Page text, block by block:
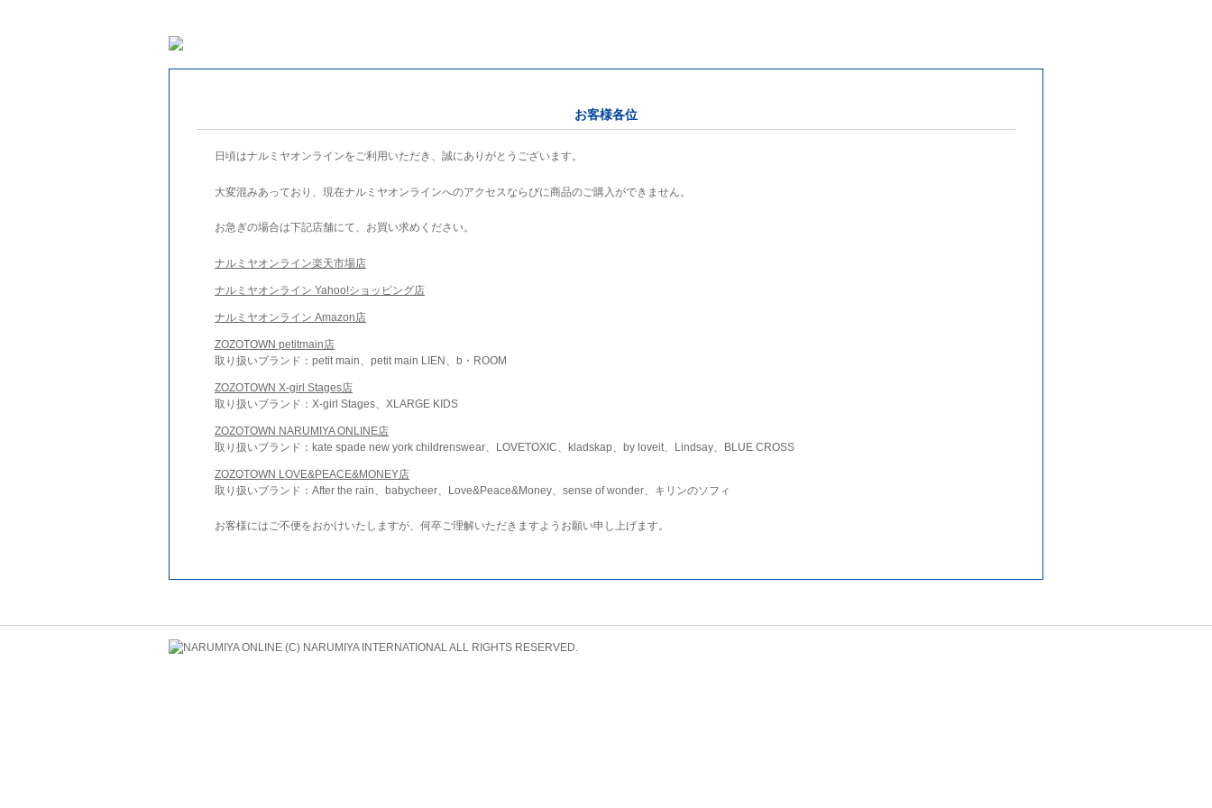
お客様各位
日頃はナルミヤオンラインをご利用いただき、誠にありがとうございます。
大変混みあっており、現在ナルミヤオンラインへのアクセスならびに商品のご購入ができません。
お急ぎの場合は下記店舗にて、お買い求めください。
ナルミヤオンライン楽天市場店
ナルミヤオンライン Yahoo!ショッピング店
ナルミヤオンライン Amazon店
ZOZOTOWN petitmain店
取り扱いブランド：petit main、petit main LIEN、b・ROOM
ZOZOTOWN X-girl Stages店
取り扱いブランド：X-girl Stages、XLARGE KIDS
ZOZOTOWN NARUMIYA ONLINE店
取り扱いブランド：kate spade new york childrenswear、LOVETOXIC、kladskap、by loveit、Lindsay、BLUE CROSS
ZOZOTOWN LOVE&PEACE&MONEY店
取り扱いブランド：After the rain、babycheer、Love&Peace&Money、sense of wonder、キリンのソフィ
お客様にはご不便をおかけいたしますが、何卒ご理解いただきますようお願い申し上げます。